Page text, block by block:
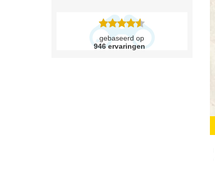
gebaseerd op
946 ervaringen